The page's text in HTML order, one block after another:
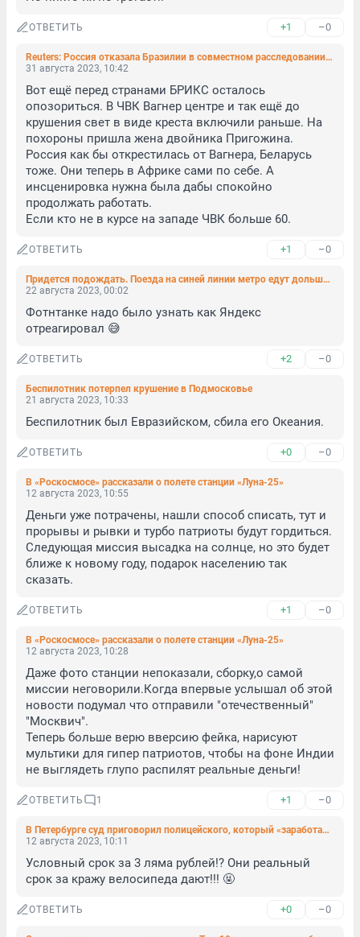
ОТВЕТИТЬ +1 –0
Reuters: Россия отказала Бразилии в совместном расследовании крушения бизнесджета Пригожина
31 августа 2023, 10:42
Вот ещё перед странами БРИКС осталось
опозориться. В ЧВК Вагнер центре и так ещё до
крушения свет в виде креста включили раньше. На
похороны пришла жена двойника Пригожина.
Россия как бы открестилась от Вагнера, Беларусь
тоже. Они теперь в Африке сами по себе. А
инсценировка нужна была дабы спокойно
продолжать работать.
Если кто не в курсе на западе ЧВК больше 60.
ОТВЕТИТЬ +1 –0
Придется подождать. Поезда на синей линии метро едут дольше обычного
22 августа 2023, 00:02
Фотнтанке надо было узнать как Яндекс
отреагировал 😅
ОТВЕТИТЬ +2 –0
Беспилотник потерпел крушение в Подмосковье
21 августа 2023, 10:33
Беспилотник был Евразийском, сбила его Океания.
ОТВЕТИТЬ +0 –0
В «Роскосмосе» рассказали о полете станции «Луна-25»
12 августа 2023, 10:55
Деньги уже потрачены, нашли способ списать, тут и
прорывы и рывки и турбо патриоты будут гордиться.
Следующая миссия высадка на солнце, но это будет
ближе к новому году, подарок населению так
сказать.
ОТВЕТИТЬ +1 –0
В «Роскосмосе» рассказали о полете станции «Луна-25»
12 августа 2023, 10:28
Даже фото станции непоказали, сборку,о самой
миссии неговорили.Когда впервые услышал об этой
новости подумал что отправили "отечественный"
"Москвич".
Теперь больше верю вверсию фейка, нарисуют
мультики для гипер патриотов, чтобы на фоне Индии
не выглядеть глупо распилят реальные деньги!
ОТВЕТИТЬ 1 +1 –0
В Петербурге суд приговорил полицейского, который «заработал» на командировках почти три миллиона
12 августа 2023, 10:11
Условный срок за 3 ляма рублей!? Они реальный
срок за кражу велосипеда дают!!! 🤬
ОТВЕТИТЬ +0 –0